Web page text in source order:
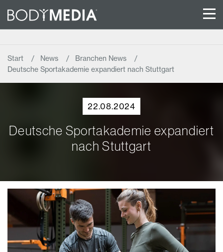
Start News
Branchen News
Deutsche Sportakademie expandiert nach Stuttgart
22.08.2024
Deutsche Sportakademie expandiert
nach Stuttgart